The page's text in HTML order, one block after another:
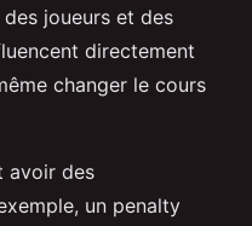
joueurs et des
directement
changer le cours
avoir des
un penalty